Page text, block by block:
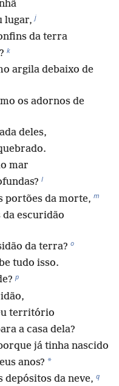
lugar, j
da terra
k
argila debaixo de
os adornos de
deles,
mar
l
portões da morte, m
da escuridão
da terra? o
tudo isso.
p
território
a casa dela?
já tinha nascido
anos? *
depósitos da neve, q